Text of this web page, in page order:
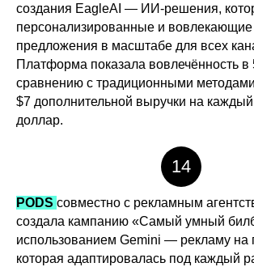
создания EagleAI — ИИ-решения,
персонализированные и
предложения в масштабе для всех
Платформа показала вовлечённость
сравнению с традиционными
$7 дополнительной выручки на
доллар.
14
PODS совместно с рекламным
создала кампанию «Самый умный
использованием Gemini — рекламу на
которая адаптировалась под каждый